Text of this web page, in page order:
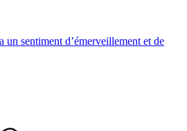
un sentiment d’émerveillement et de